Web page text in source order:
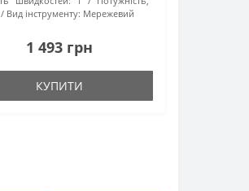
Вид інструменту: Мережевий
1 493 грн
КУПИТИ